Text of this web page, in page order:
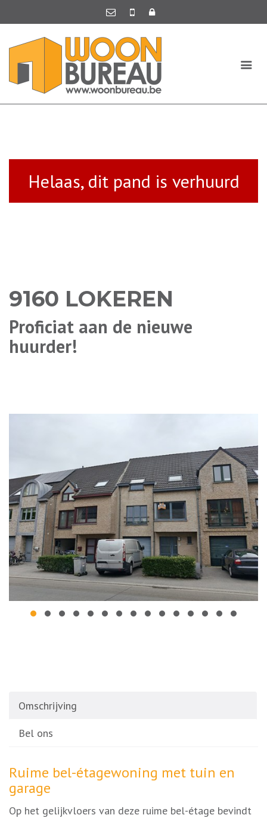
Helaas, dit pand is verhuurd
9160 LOKEREN
Proficiat aan de nieuwe
huurder!
Omschrijving
Bel ons
Omschrijving
Ruime bel-étagewoning met tuin en
garage
Op het gelijkvloers van deze ruime bel-étage bevindt